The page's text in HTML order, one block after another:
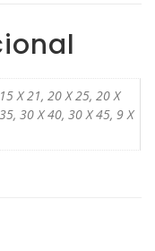
X 21, 20 X 25, 20 X
30 X 40, 30 X 45, 9 X